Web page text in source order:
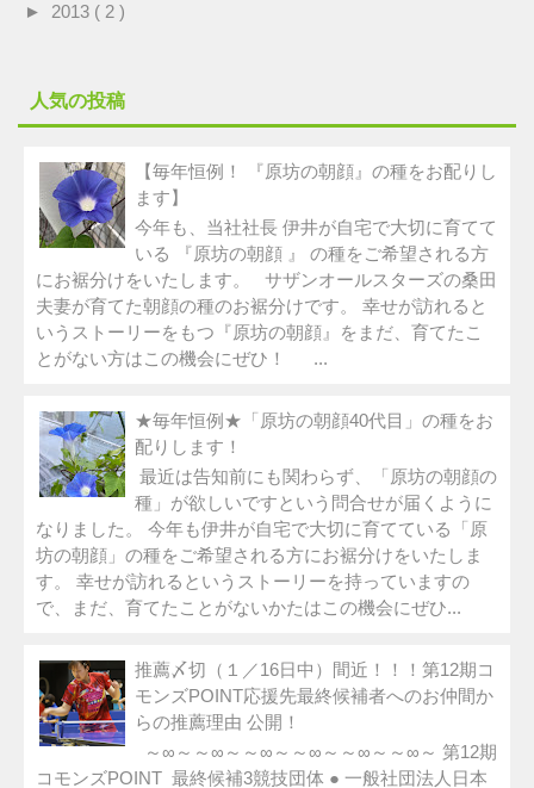
► 2013 ( 2 )
人気の投稿
【毎年恒例！ 『原坊の朝顔』の種をお配りし
ます】
今年も、当社社長 伊井が自宅で大切に育てて
いる 『原坊の朝顔 』 の種をご希望される方
にお裾分けをいたします。 サザンオールスターズの桑田
夫妻が育てた朝顔の種のお裾分けです。 幸せが訪れると
いうストーリーをもつ『原坊の朝顔』をまだ、育てたこ
とがない方はこの機会にぜひ！ ...
★毎年恒例★「原坊の朝顔40代目」の種をお
配りします！
最近は告知前にも関わらず、「原坊の朝顔の
種」が欲しいですという問合せが届くように
なりました。 今年も伊井が自宅で大切に育てている「原
坊の朝顔」の種をご希望される方にお裾分けをいたしま
す。 幸せが訪れるというストーリーを持っていますの
で、まだ、育てたことがないかたはこの機会にぜひ...
推薦〆切（１／16日中）間近！！！第12期コ
モンズPOINT応援先最終候補者へのお仲間か
らの推薦理由 公開！
～∞～～∞～～∞～～∞～～∞～～∞～ 第12期
コモンズPOINT 最終候補3競技団体 ● 一般社団法人日本